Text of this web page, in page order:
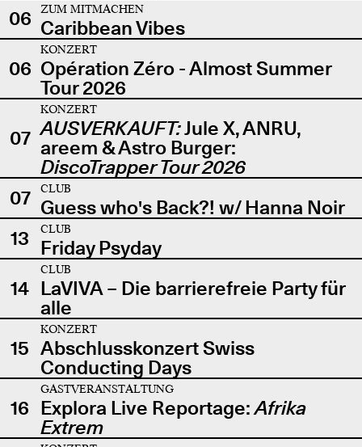
06
ZUM MITMACHEN
Caribbean Vibes
06
KONZERT
Opération Zéro - Almost Summer
Tour 2026
07
KONZERT
AUSVERKAUFT:Jule X, ANRU,
areem & Astro Burger:
DiscoTrapper Tour 2026
07
CLUB
Guess who's Back?! w/ Hanna Noir
13
CLUB
Friday Psyday
14
CLUB
LaVIVA – Die barrierefreie Party für
alle
15
KONZERT
Abschlusskonzert Swiss
Conducting Days
16
GASTVERANSTALTUNG
Explora Live Reportage:Afrika
Extrem